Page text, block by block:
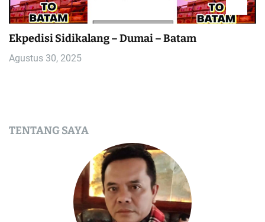
Ekpedisi Sidikalang – Dumai – Batam
Agustus 30, 2025
TENTANG SAYA